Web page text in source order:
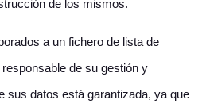
de los mismos.
a un fichero de lista de
de su gestión y
sus datos está garantizada, ya que